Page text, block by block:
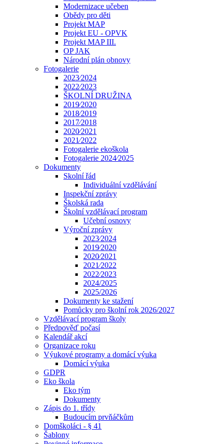
Modernizace učeben
Obědy pro děti
Projekt MAP
Projekt EU - OPVK
Projekt MAP III.
OP JAK
Národní plán obnovy
Fotogalerie
2023⁄2024
2022⁄2023
ŠKOLNÍ DRUŽINA
2019⁄2020
2018⁄2019
2017⁄2018
2020⁄2021
2021⁄2022
Fotogalerie ekoškola
Fotogalerie 2024⁄2025
Dokumenty
Skolní řád
Individuální vzdělávání
Inspekční zprávy
Školská rada
Školní vzdělávací program
Učební osnovy
Výroční zprávy
2023⁄2024
2019⁄2020
2020⁄2021
2021⁄2022
2022⁄2023
2024/2025
2025/2026
Dokumenty ke stažení
Pomůcky pro školní rok 2026/2027
Vzdělávací program školy
Předpověď počasí
Kalendář akcí
Organizace roku
Výukové programy a domácí výuka
Domácí výuka
GDPR
Eko škola
Eko tým
Dokumenty
Zápis do 1. třídy
Budoucím prvňáčkům
Domškoláci - § 41
Šablony